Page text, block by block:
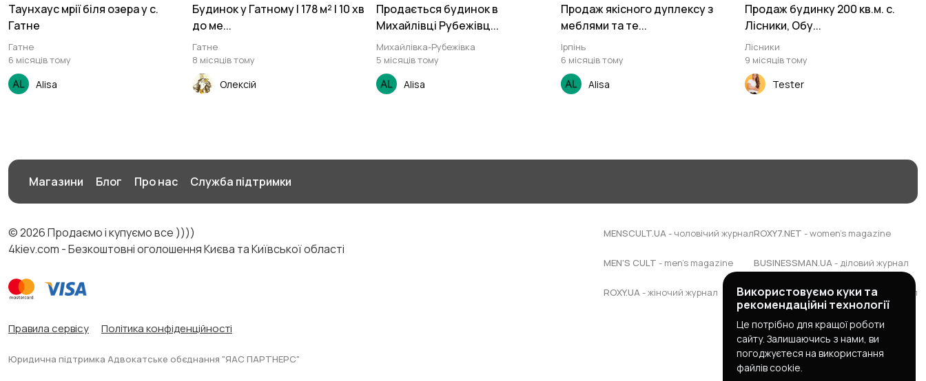
Таунхаус мрії біля озера у с.
Гатне
Гатне
6 місяців тому
Alisa
Будинок у Гатному | 178 м² | 10 хв
до ме...
Гатне
8 місяців тому
Олексій
Продається будинок в
Михайлівці Рубежівц...
Михайлівка-Рубежівка
5 місяців тому
Alisa
Продаж якісного дуплексу з
меблями та те...
Ірпінь
6 місяців тому
Alisa
Продаж будинку 200 кв.м. с.
Лісники, Обу...
Лісники
9 місяців тому
Tester
Магазини Блог Про нас Служба підтримки
© 2026 Продаємо і купуємо все ))))
4kiev.com - Безкоштовні оголошення Києва та Київської області
MENSCULT.UA- чоловічий журнал
MEN'S CULT - men's magazine
ROXY.UA- жіночий журнал
ROXY7.NET - women's magazine
BUSINESSMAN.UA- діловий журнал
BUDUEMO.COM- будівельний портал
Правила сервісу Політика конфіденційності
Юридична підтримка Адвокатське обєднання "ЯАС ПАРТНЕРС"
Використовуємо куки та
рекомендаційні технології
Це потрібно для кращої роботи
сайту. Залишаючись з нами, ви
погоджуєтеся на використання
файлів cookie.